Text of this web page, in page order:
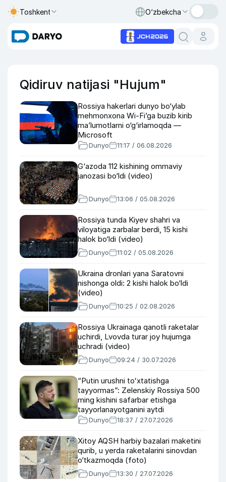
Toshkent O‘zbekcha
Qidiruv natijasi "Hujum"
Rossiya hakerlari dunyo bo‘ylab
mehmonxona Wi-Fi’ga buzib kirib
ma’lumotlarni o‘g‘irlamoqda —
Microsoft
Dunyo 11:17 / 06.08.2026
G‘azoda 112 kishining ommaviy
janozasi bo‘ldi (video)
Dunyo 13:06 / 05.08.2026
Rossiya tunda Kiyev shahri va
viloyatiga zarbalar berdi, 15 kishi
halok bo‘ldi (video)
Dunyo 11:02 / 05.08.2026
Ukraina dronlari yana Saratovni
nishonga oldi: 2 kishi halok bo‘ldi
(video)
Dunyo 10:25 / 02.08.2026
Rossiya Ukrainaga qanotli raketalar
uchirdi, Lvovda turar joy hujumga
uchradi (video)
Dunyo 09:24 / 30.07.2026
“Putin urushni toʻxtatishga
tayyormas”: Zelenskiy Rossiya 500
ming kishini safarbar etishga
tayyorlanayotganini aytdi
Dunyo 18:37 / 27.07.2026
Xitoy AQSH harbiy bazalari maketini
qurib, u yerda raketalarini sinovdan
o‘tkazmoqda (foto)
Dunyo 13:30 / 27.07.2026